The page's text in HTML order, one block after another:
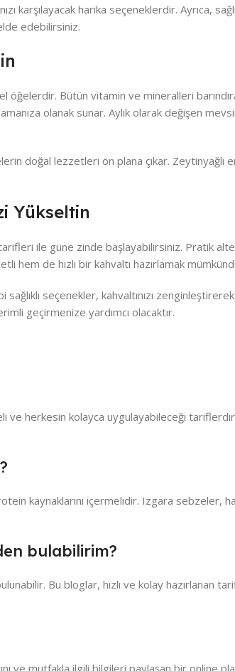
karşılayacak harika seçeneklerdir. Ayrıca,
edebilirsiniz.
öğelerdir. Bütün vitamin ve mineralleri
olanak sunar. Aylık olarak değişen
doğal lezzetleri ön plana çıkar.
Yükseltin
ile güne zinde başlayabilirsiniz. Pratik
hem de hızlı bir kahvaltı hazırlamak
seçenekler, kahvaltınızı
geçirmenize yardımcı olacaktır.
ve herkesin kolayca uygulayabileceği
kaynaklarını içermelidir. Izgara sebzeler,
bulabilirim?
Bu bloglar, hızlı ve kolay hazırlanan
ve mutfakla ilgili bilgileri paylaşan bir online